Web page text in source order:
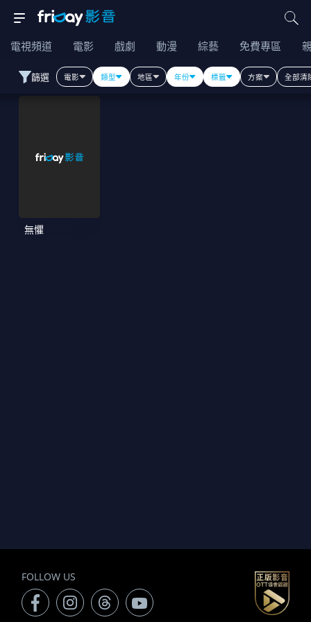
電視頻道 電影 戲劇 動漫 綜藝 免費專區
篩選 電影 類型 地區 年份 標籤 方案 全部清
無懼
FOLLOW US